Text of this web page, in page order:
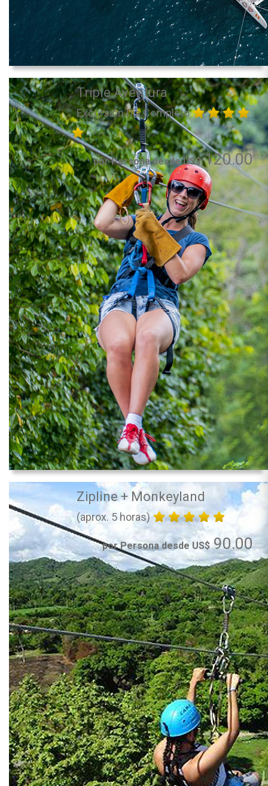
Triple Aventura
Excursión Día Completo
por Persona desde US$120.00
Zipline + Monkeyland
(aprox. 5 horas)
por Persona desde US$90.00